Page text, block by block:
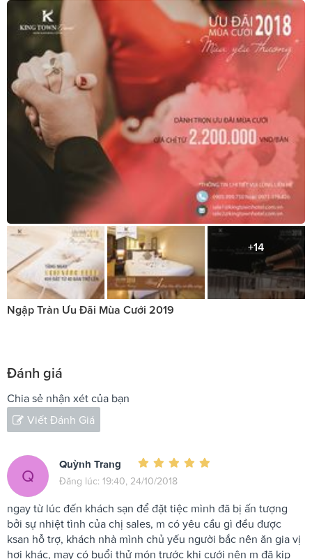
+14
Ngập Tràn Ưu Đãi Mùa Cưới 2019
Đánh giá
Chia sẻ nhận xét của bạn
Viết Đánh Giá
Q
Quỳnh Trang
Đăng lúc: 19:40, 24/10/2018
ngay từ lúc đến khách sạn để đặt tiệc mình đã bị ấn tượng
bởi sự nhiệt tình của chị sales, m có yêu cầu gì đều được
ksan hỗ trợ, khách nhà mình chủ yếu người bắc nên ăn gia vị
hơi khác, may có buổi thử món trước khi cưới nên m đã kịp